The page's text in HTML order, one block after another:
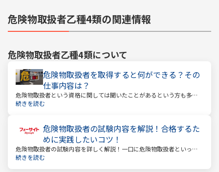
危険物取扱者乙種4類の関連情報
危険物取扱者乙種4類について
危険物取扱者を取得すると何ができる？その
仕事内容は？
危険物取扱者という資格に関しては聞いたことがあるという方も多い
かと思います。ではどんな危険物を取り扱うことができるのか？資格
続きを読む
危険物取扱者の試験内容を解説！合格するた
めに実践したいコツ！
危険物取扱者の試験内容を詳しく解説！一口に危険物取扱者といって
も以下のように大きく3種類に分かれます。
続きを読む